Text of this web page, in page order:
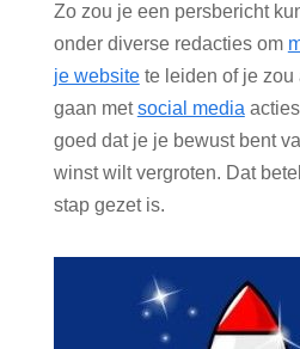
Zo zou je een persbericht
onder diverse redacties om
je websitete leiden of je zou
gaan metsocial media
goed dat je je bewust bent
winst wilt vergroten. Dat
stap gezet is.